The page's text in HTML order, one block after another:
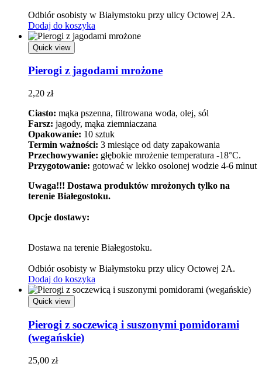
Odbiór osobisty w Białymstoku przy ulicy Octowej 2A.
Dodaj do koszyka
Quick view
Pierogi z jagodami mrożone
2,20 zł
Ciasto: mąka pszenna, filtrowana woda, olej, sól
Farsz: jagody, mąka ziemniaczana
Opakowanie: 10 sztuk
Termin ważności: 3 miesiące od daty zapakowania
Przechowywanie: głębokie mrożenie temperatura -18°C.
Przygotowanie: gotować w lekko osolonej wodzie 4-6 minut
Uwaga!!! Dostawa produktów mrożonych tylko na
terenie Białegostoku.
Opcje dostawy:
Dostawa na terenie Białegostoku.
Odbiór osobisty w Białymstoku przy ulicy Octowej 2A.
Dodaj do koszyka
Quick view
Pierogi z soczewicą i suszonymi pomidorami
(wegańskie)
25,00 zł